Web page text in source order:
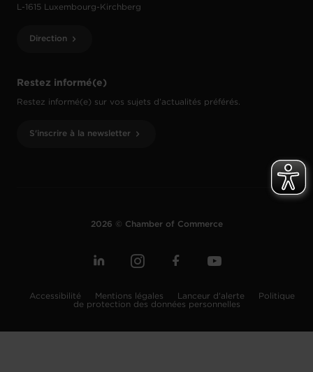
Restez informé(e)
Restez informé(e) sur vos sujets d’actualités préférés.
S'inscrire à la newsletter
L-1615 Luxembourg-Kirchberg
Direction
2026 © Chamber of Commerce
Accessibilité Mentions légales Lanceur d'alerte
Politique
de protection des données personnelles